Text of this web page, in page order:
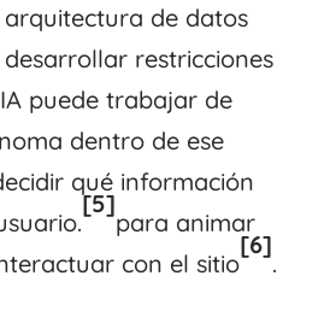
de datos
restricciones
puede trabajar de
dentro de ese
qué información
[5]
para animar
con el sitio
[6]
.